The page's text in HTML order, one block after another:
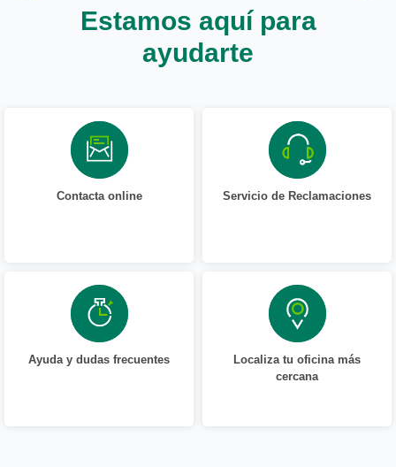
Estamos aquí para
ayudarte
Contacta online Servicio de Reclamaciones
Ayuda y dudas frecuentes
Localiza tu oficina más
cercana